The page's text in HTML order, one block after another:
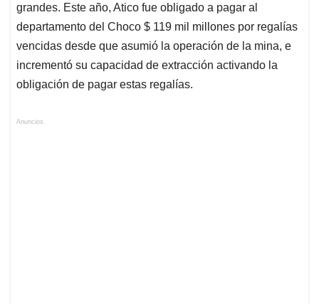
grandes. Este año, Atico fue obligado a pagar al
departamento del Choco $ 119 mil millones por regalías
vencidas desde que asumió la operación de la mina, e
incrementó su capacidad de extracción activando la
obligación de pagar estas regalías.
Anuncios.